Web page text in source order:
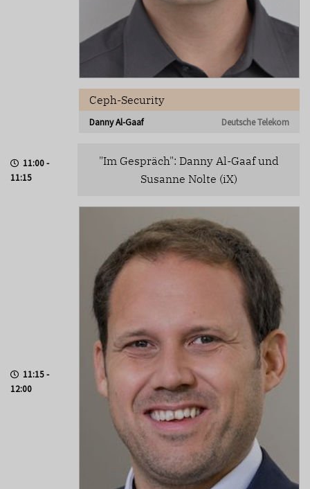
Ceph-Security
Danny Al-Gaaf Deutsche Telekom
11:00 -
11:15
"Im Gespräch": Danny Al-Gaaf und
Susanne Nolte (iX)
11:15 -
12:00